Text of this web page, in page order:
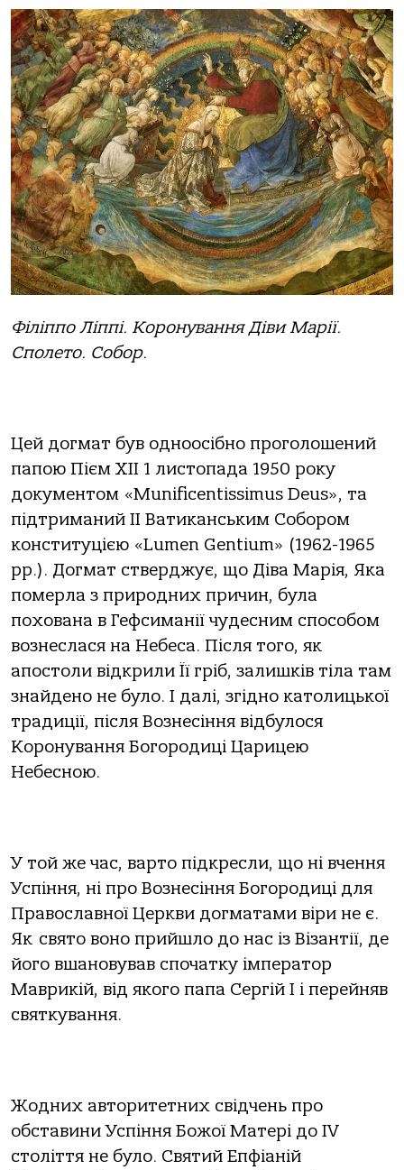
Філіппо Ліппі. Коронування Діви Марії.
Сполето. Собор.
Цей догмат був одноосібно проголошений
папою Пієм XII 1 листопада 1950 року
документом «Munificentissimus Deus», та
підтриманий ІІ Ватиканським Собором
конституцією «Lumen Gentium» (1962-1965
рр.). Догмат стверджує, що Діва Марія, Яка
померла з природних причин, була
похована в Гефсиманії чудесним способом
вознеслася на Небеса. Після того, як
апостоли відкрили Її гріб, залишків тіла там
знайдено не було. І далі, згідно католицької
традиції, після Вознесіння відбулося
Коронування Богородиці Царицею
Небесною.
У той же час, варто підкресли, що ні вчення
Успіння, ні про Вознесіння Богородиці для
Православної Церкви догматами віри не є.
Як свято воно прийшло до нас із Візантії, де
його вшановував спочатку імператор
Маврикій, від якого папа Сергій І і перейняв
святкування.
Жодних авторитетних свідчень про
обставини Успіння Божої Матері до IV
століття не було. Святий Епфіаній